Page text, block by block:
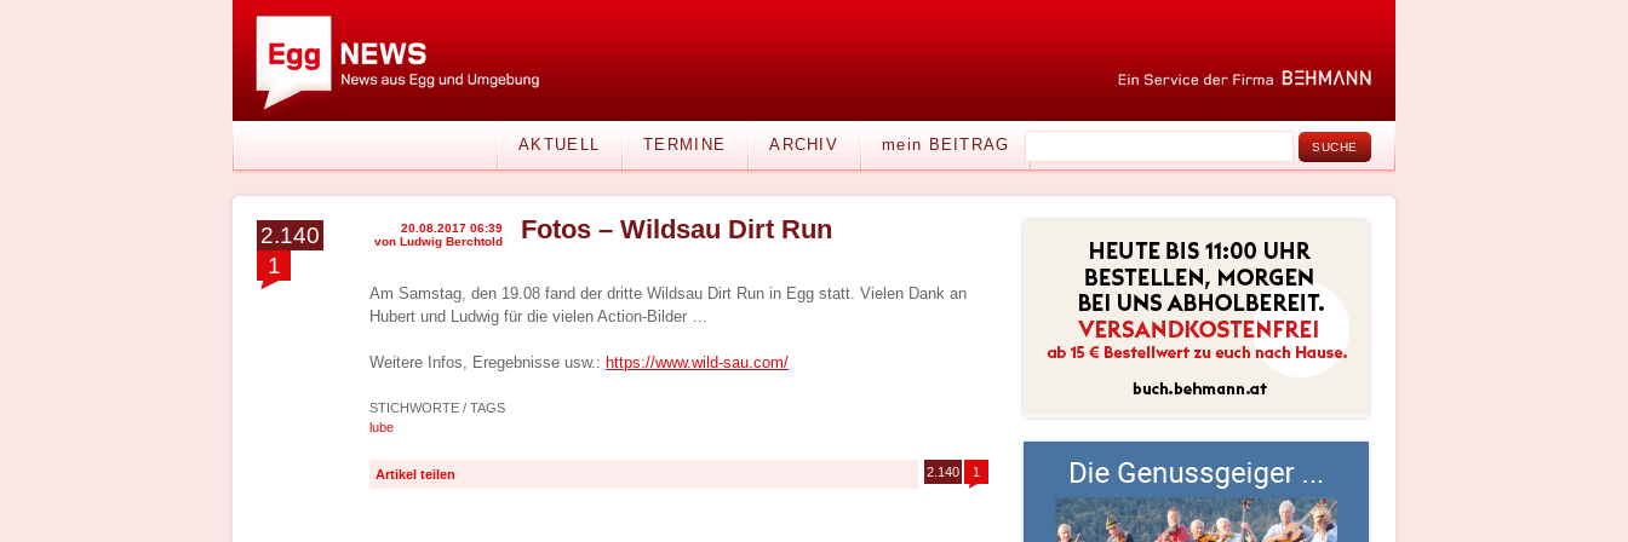
AKTUELL TERMINE ARCHIV mein BEITRAG
2.140
1
20.08.2017 06:39
von Ludwig Berchtold
Fotos – Wildsau Dirt Run
Am Samstag, den 19.08 fand der dritte Wildsau Dirt Run in Egg statt. Vielen Dank an
Hubert und Ludwig für die vielen Action-Bilder …
Weitere Infos, Eregebnisse usw.: https://www.wild-sau.com/
STICHWORTE / TAGS
lube
Artikel teilen 2.140 1